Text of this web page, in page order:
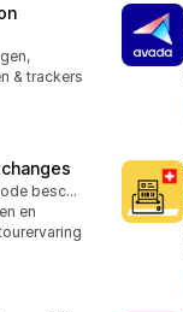
& trackers
Gratis proefperiode beschikbaar
en